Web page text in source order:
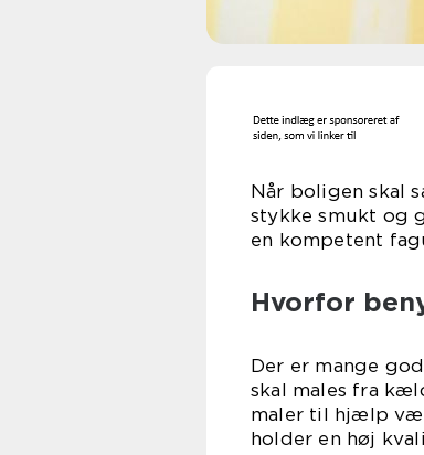
Når boligen skal
stykke smukt og
en kompetent
Hvorfor
Der er mange
skal males fra
maler til hjælp
holder en høj